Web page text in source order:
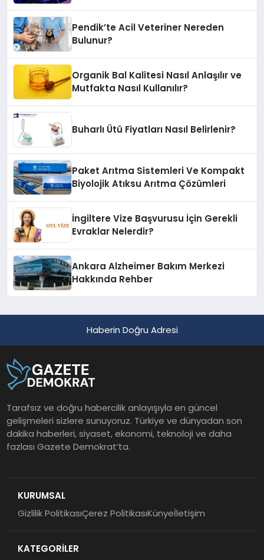
Pendik’te Acil Veteriner Nereden
Bulunur?
Organik Bal Kalitesi Nasıl Anlaşılır ve
Mutfakta Nasıl Kullanılır?
Buharlı Ütü Fiyatları Nasıl Belirlenir?
Paket Arıtma Sistemleri Ve Kompakt
Biyolojik Atıksu Arıtma Çözümleri
İngiltere Vize Başvurusu İçin Gerekli
Evraklar Nelerdir?
Ankara Alzheimer Bakım Merkezi
Hakkında Rehber
Haberin Doğru Adresi
Tarafsız ve doğru habercilik anlayışıyla en güncel
gelişmeleri sizlere sunuyoruz. Türkiye ve dünyadan son
dakika haberleri, siyaset, ekonomi, teknoloji ve daha
fazlası Gazete Demokrat’ta.
KURUMSAL
Gizlilik PolitikasıÇerez PolitikasıKünyeİletişim
KATEGORİLER